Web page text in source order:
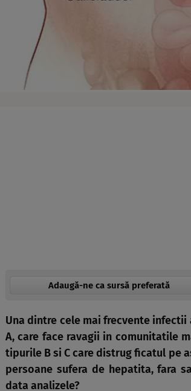
Adaugă-ne ca sursă preferată
Una dintre cele mai frecvente
A, care face ravagii in comunitatile
tipurile B si C care distrug ficatul pe
persoane sufera de hepatita, fara
data analizele?